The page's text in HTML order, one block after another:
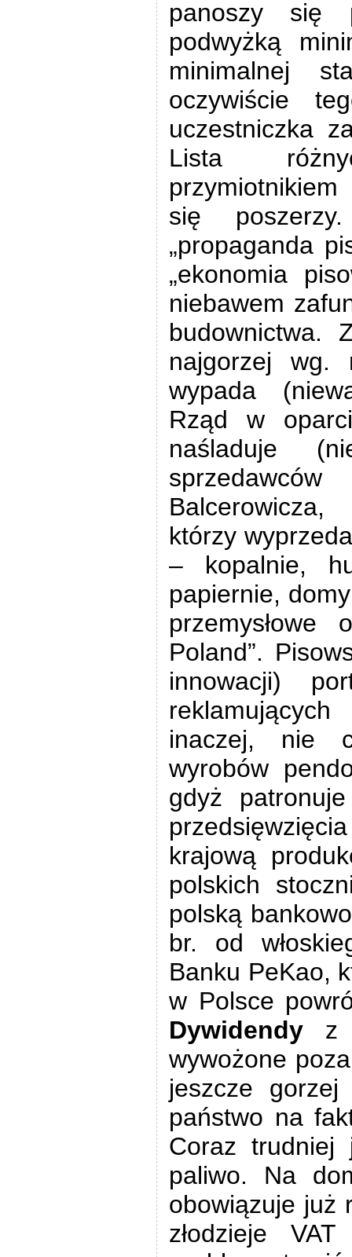
panoszy się
podwyżką
minimalnej
oczywiście
uczestniczka
Lista
się
„propaganda
„ekonomia
niebawem
budownictwa.
najgorzej wg.
wypada
Rząd w
naśladuje
którzy
– kopalnie,
papiernie,
przemysłowe
Poland”.
innowacji)
inaczej, nie
wyrobów
gdyż
krajową
polskich
polską
br. od
Banku PeKao,
w Polsce
Dywidendy z
wywożone
jeszcze
państwo na
Coraz trudniej
paliwo. Na
obowiązuje już
złodzieje